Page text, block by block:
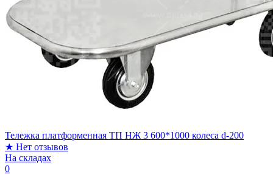
Тележка платформенная ТП НЖ 3 600*1000 колеса d-200
★ Нет отзывов
На складах
0